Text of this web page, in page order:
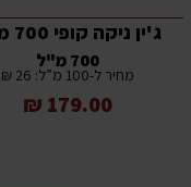
ג'ין ניקה קופי 700 מ"ל
700 מ"ל
מחיר ל-100 מ”ל: 26 ₪
179.00 ₪